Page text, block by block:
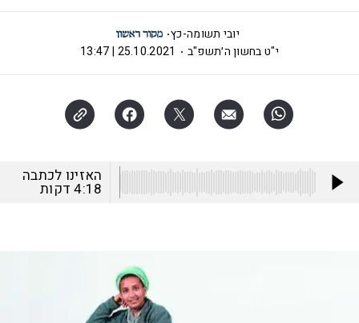
יובי תשומה-כץ
י"ט בחשון ה׳תשפ"ב
25.10.2021 | 13:47
האזינו לכתבה
4:18דקות